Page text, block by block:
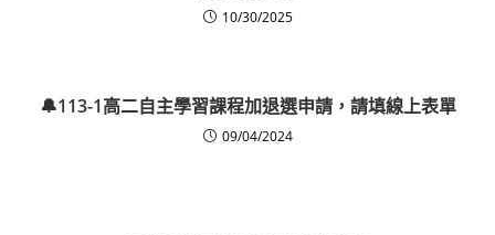
10/30/2025
🔔113-1高二自主學習課程加退選申請，請填線上表單
09/04/2024